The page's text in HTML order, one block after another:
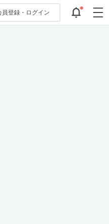
員登録・ ログイン